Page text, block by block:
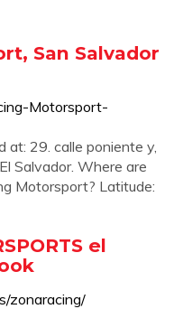
San Salvador
Motorsport-
at: 29. calle poniente y,
Salvador. Where are
Motorsport? Latitude:
el
zonaracing/